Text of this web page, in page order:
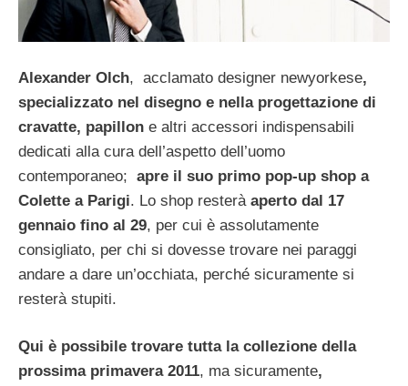
Alexander Olch, acclamato designer newyorkese,
specializzato nel disegno e nella progettazione di
cravatte, papillon e altri accessori indispensabili
dedicati alla cura dell’aspetto dell’uomo
contemporaneo; apre il suo primo pop-up shop a
Colette a Parigi. Lo shop resterà aperto dal 17
gennaio fino al 29, per cui è assolutamente
consigliato, per chi si dovesse trovare nei paraggi
andare a dare un’occhiata, perché sicuramente si
resterà stupiti.
Qui è possibile trovare tutta la collezione della
prossima primavera 2011, ma sicuramente,